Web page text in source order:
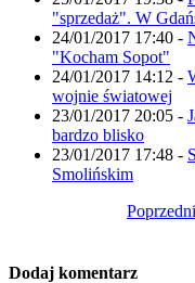
"sprzedaż". W
24/01/2017 17:40 -
"Kocham Sopot"
24/01/2017 14:12 -
wojnie światowej
23/01/2017 20:05 -
bardzo blisko
23/01/2017 17:48 -
Smolińskim
Dodaj komentarz